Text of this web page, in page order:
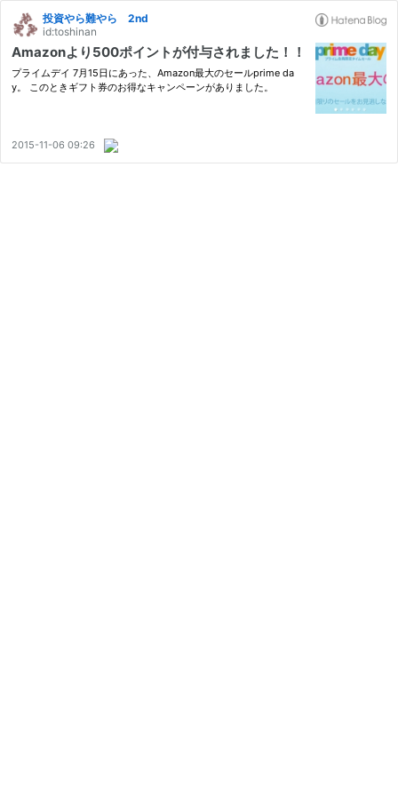
投資やら難やら 2nd
id:toshinan
Amazonより500ポイントが付与されました！！
プライムデイ 7月15日にあった、Amazon最大のセールprime da
y。 このときギフト券のお得なキャンペーンがありました。
2015-11-06 09:26